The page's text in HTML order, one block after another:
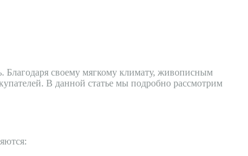
Благодаря своему мягкому климату, живописным
В данной статье мы подробно рассмотрим